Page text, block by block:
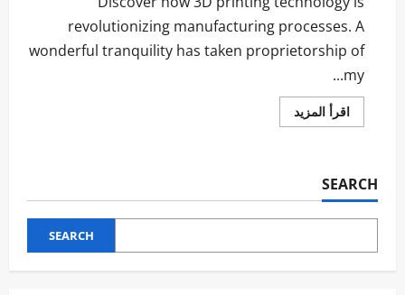
revolutionizing manufacturing processes. A
wonderful tranquility has taken proprietorship of
my...
اقرأ المزيداقرأ
المزيد
SEARCH
SEARCH